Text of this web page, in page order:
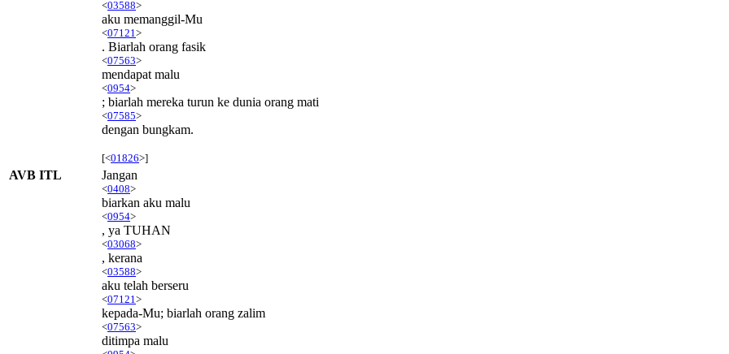
<03588>
aku memanggil-Mu
<07121 >
. Biarlah orang fasik
<07563>
mendapat malu
<0954>
; biarlah mereka turun ke dunia orang mati
<07585>
dengan bungkam.
[<01826>]
AVB ITL Jangan
<0408>
biarkan aku malu
<0954>
, ya TUHAN
<03068>
, kerana
<03588>
aku telah berseru
<07121 >
kepada-Mu; biarlah orang zalim
<07563>
ditimpa malu